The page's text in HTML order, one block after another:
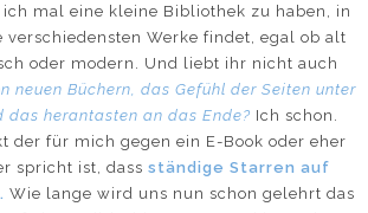
mal eine kleine Bibliothek zu haben, in
verschiedensten Werke findet, egal ob alt
oder modern. Und liebt ihr nicht auch
neuen Büchern, das Gefühl der Seiten unter
das herantasten an das Ende? Ich schon.
der für mich gegen ein E-Book oder eher
spricht ist, dass ständige Starren auf
Wie lange wird uns nun schon gelehrt das